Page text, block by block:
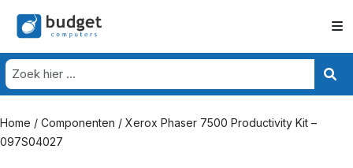
Home / Componenten / Xerox Phaser 7500 Productivity Kit –
097S04027